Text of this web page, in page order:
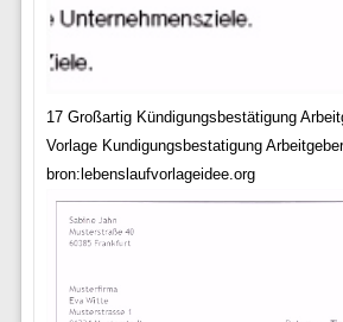
17 Großartig Kündigungsbestätigung
Vorlage Kundigungsbestatigung
bron:lebenslaufvorlageidee.org